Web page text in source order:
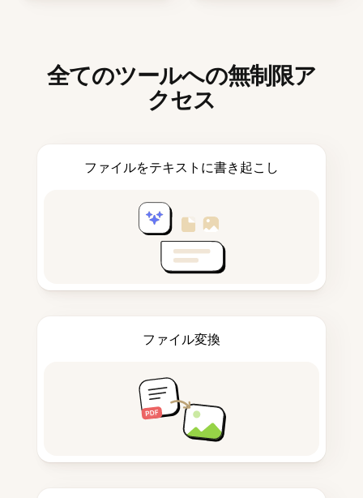
全てのツールへの無制限ア
クセス
ファイルをテキストに書き起こし
ファイル変換